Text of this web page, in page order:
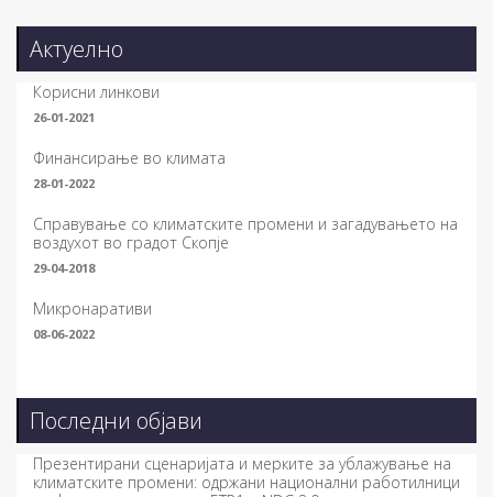
Актуелно
Корисни линкови
26-01-2021
Финансирање во климата
28-01-2022
Справување со климатските промени и загадувањето на
воздухот во градот Скопје
29-04-2018
Микронаративи
08-06-2022
Последни објави
Презентирани сценаријата и мерките за ублажување на
климатските промени: одржани национални работилници